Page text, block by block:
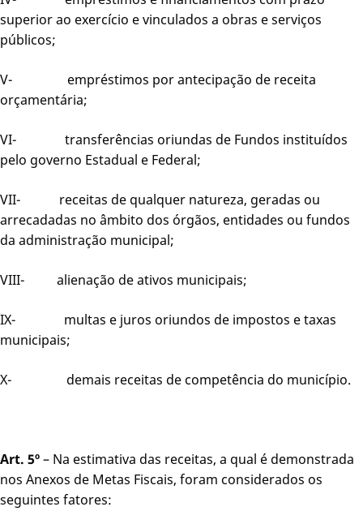
superior ao exercício e vinculados a obras e serviços
públicos;
V- empréstimos por antecipação de receita
orçamentária;
VI- transferências oriundas de Fundos instituídos
pelo governo Estadual e Federal;
VII- receitas de qualquer natureza, geradas ou
arrecadadas no âmbito dos órgãos, entidades ou fundos
da administração municipal;
VIII- alienação de ativos municipais;
IX- multas e juros oriundos de impostos e taxas
municipais;
X- demais receitas de competência do município.
Art. 5º– Na estimativa das receitas, a qual é demonstrada
nos Anexos de Metas Fiscais, foram considerados os
seguintes fatores: